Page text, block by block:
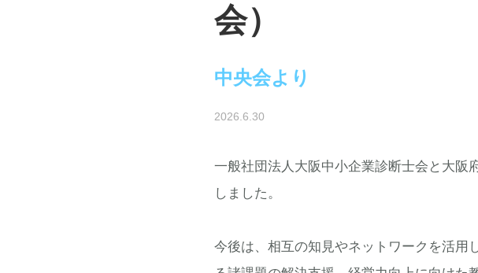
会）
中央会より
2026.6.30
一般社団法人大阪中小企業診断士会と大阪
しました。
今後は、相互の知見やネットワークを活用